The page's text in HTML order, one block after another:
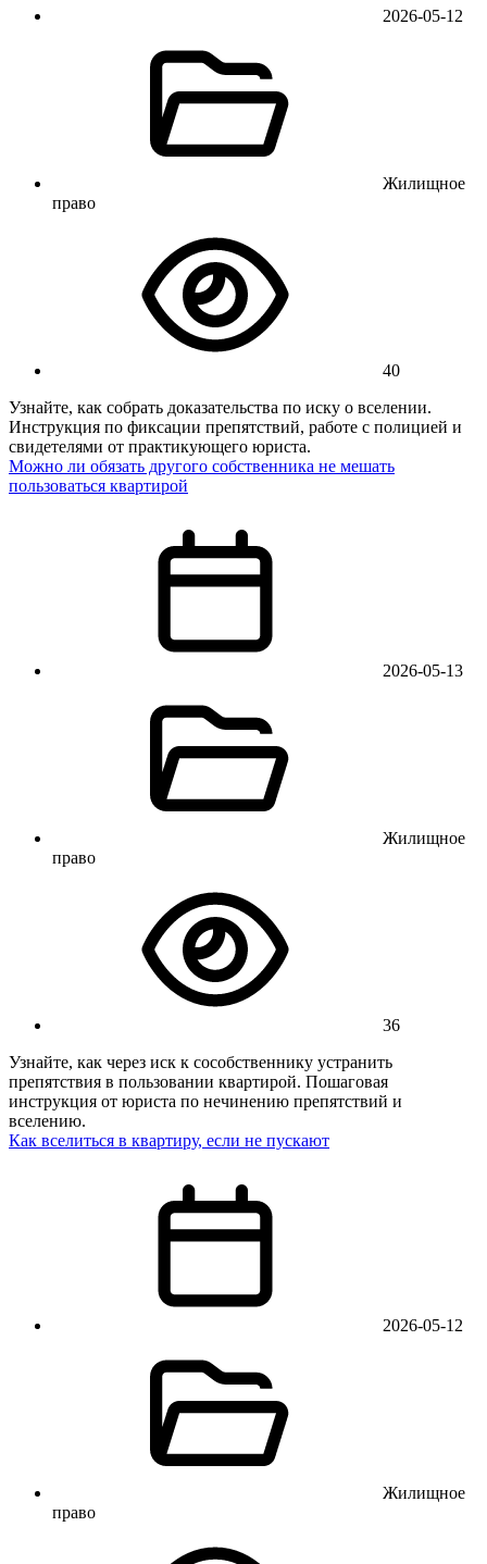
2026-05-12
Жилищное
право
40
Узнайте, как собрать доказательства по иску о вселении.
Инструкция по фиксации препятствий, работе с полицией и
свидетелями от практикующего юриста.
Можно ли обязать другого собственника не мешать
пользоваться квартирой
2026-05-13
Жилищное
право
36
Узнайте, как через иск к сособственнику устранить
препятствия в пользовании квартирой. Пошаговая
инструкция от юриста по нечинению препятствий и
вселению.
Как вселиться в квартиру, если не пускают
2026-05-12
Жилищное
право